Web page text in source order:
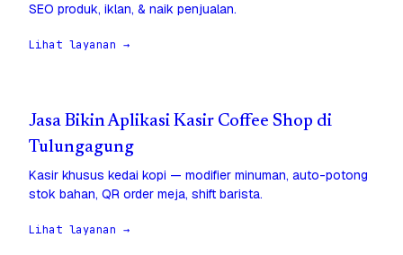
SEO produk, iklan, & naik penjualan.
Lihat layanan →
Jasa Bikin Aplikasi Kasir Coffee Shop di
Tulungagung
Kasir khusus kedai kopi — modifier minuman, auto-potong
stok bahan, QR order meja, shift barista.
Lihat layanan →